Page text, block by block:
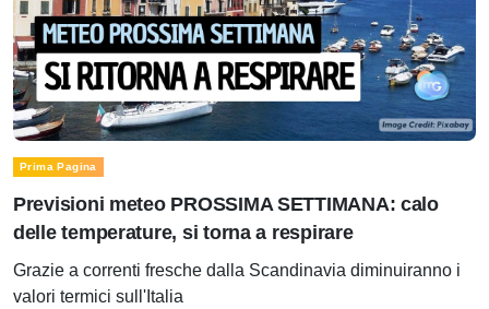
Prima Pagina
Previsioni meteo PROSSIMA SETTIMANA: calo
delle temperature, si torna a respirare
Grazie a correnti fresche dalla Scandinavia diminuiranno i
valori termici sull'Italia